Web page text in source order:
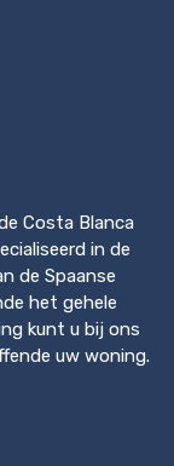
Costa Blanca
in de
de Spaanse
het gehele
kunt u bij ons
uw woning.